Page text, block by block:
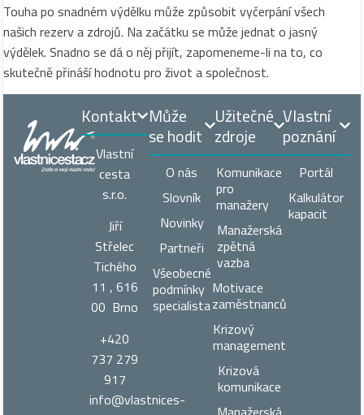
Touha po snadném výdělku může způsobit vyčerpání všech
našich rezerv a zdrojů. Na začátku se může jednat o jasný
výdělek. Snadno se dá o něj přijít, zapomeneme-li na to, co
skutečně přináší hodnotu pro život a společnost.
Může
se hodit
O nás
Slovník
Novinky
Partneři
Všeobecné
podmínky
specialista
Užitečné
zdroje
Komunikace
pro
manažery
Manažerská
zpětná
vazba
Motivace
zaměstnanců
Krizový
management
Krizová
komunikace
Vlastní
poznání
Portál
Kalkulátor
kapacit
Kontakt
Vlastní
cesta
s.r.o.
Jiří
Střelec
Tichého
11 , 616
00 Brno
+420
737 279
917
info@vlastnices­